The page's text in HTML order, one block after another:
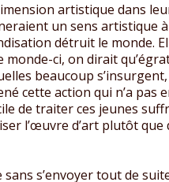
artistique dans
un sens artistique
détruit le monde.
monde-ci, on dirait
beaucoup
cette action qui n’a pas
de traiter ces jeunes
l’œuvre d’art plutôt
s’envoyer tout de